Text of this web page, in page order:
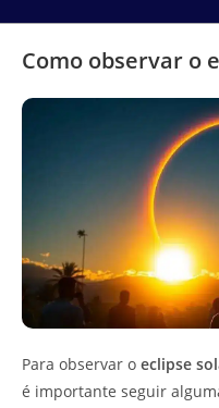
Como observar o
Para observar o eclipse
é importante seguir